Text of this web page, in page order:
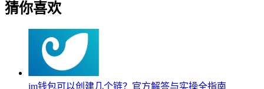
猜你喜欢
im钱包可以创建几个链？官方解答与实操全指南